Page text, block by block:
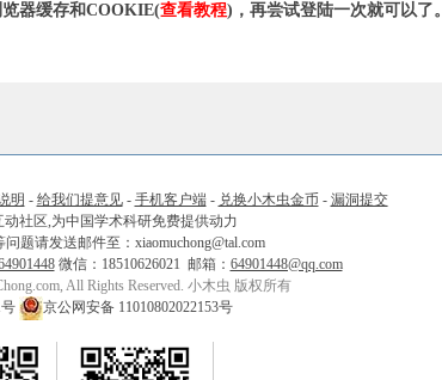
器缓存和COOKIE(查看教程)，再尝试登陆一次就可以了。
明 - 给我们提意见- 手机客户端- 兑换小木虫金币 - 漏洞提交
社区,为中国学术科研免费提供动力
题请发送邮件至：xiaomuchong@tal.com
微信：18510626021 邮箱： 64901448@qq.com
All Rights Reserved. 小木虫 版权所有
京公网安备 11010802022153号